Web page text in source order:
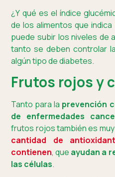
¿Y qué es el índice
de los alimentos que
puede subir los niveles de
tanto se deben controlar
algún tipo de diabetes.
Frutos rojos y
Tanto para la prevención
de enfermedades
frutos rojos también es
cantidad de
contienen, que ayudan a
las células.